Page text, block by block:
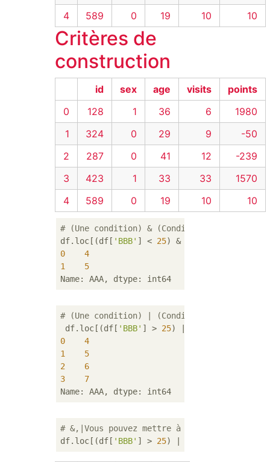
4 589 0 19 10 10
Critères de
construction
id sex age visits
points
0
128 1 36 6
1980
1
324 0 29 9
-50
2
287 0 41 12
-239
3
423 1 33 33
1570
4
589 0 19 10 10
# (Une condition) & (Condition B)et
df.loc[(df[ 'BBB' ] < 25) & (df[
0
4
1
5
# (Une condition) | (Condition B)ou
df.loc[(df[ 'BBB' ] > 25) | (df[
0
4
1
5
2
6
3
7
# &,|Vous pouvez mettre à jour les
df.loc[(df[ 'BBB' ] > 25) | (df[